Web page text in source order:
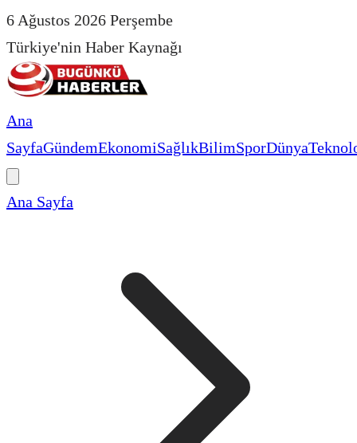
6 Ağustos 2026 Perşembe
Türkiye'nin Haber Kaynağı
Ana
SayfaGündemEkonomiSağlıkBilimSporDünya
Ana Sayfa